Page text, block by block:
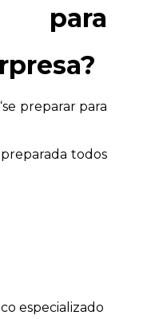
para
preparar para
todos
especializado